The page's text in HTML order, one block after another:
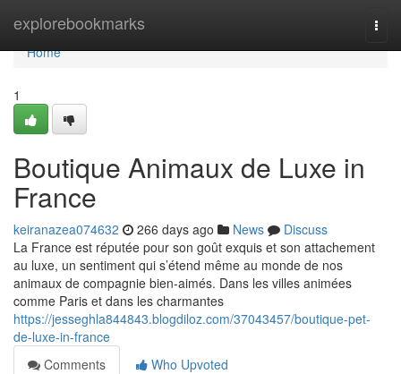
explorebookmarks
Home
Home
1
Boutique Animaux de Luxe in
France
keiranazea074632 266 days ago News
Discuss
La France est réputée pour son goût exquis et son attachement
au luxe, un sentiment qui s’étend même au monde de nos
animaux de compagnie bien-aimés. Dans les villes animées
comme Paris et dans les charmantes
https://jesseghla844843.blogdiloz.com/37043457/boutique-pet-
de-luxe-in-france
Comments
Who Upvoted